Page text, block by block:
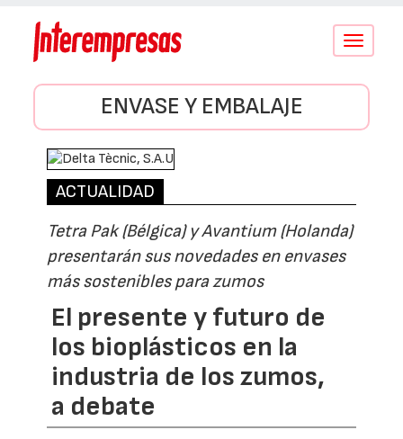
Conmutar
ENVASE Y EMBALAJE
ACTUALIDAD
Tetra Pak (Bélgica) y Avantium (Holanda)
presentarán sus novedades en envases
más sostenibles para zumos
El presente y futuro de
los bioplásticos en la
industria de los zumos,
a debate